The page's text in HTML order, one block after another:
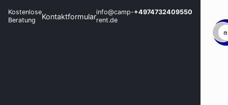
Kostenlose
Beratung
Kontaktformularinfo@camp-
rent.de
+4974732409550